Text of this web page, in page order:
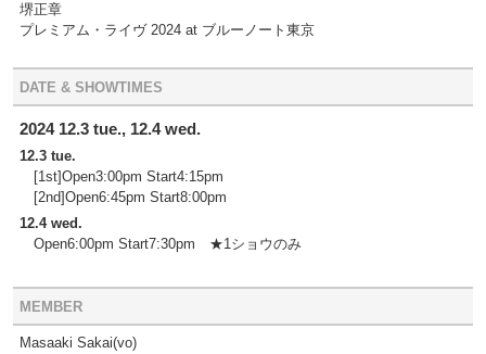
堺正章
プレミアム・ライヴ 2024 at ブルーノート東京
DATE & SHOWTIMES
2024 12.3 tue., 12.4 wed.
12.3 tue.
[1st]Open3:00pm Start4:15pm
[2nd]Open6:45pm Start8:00pm
12.4 wed.
Open6:00pm Start7:30pm ★1ショウのみ
MEMBER
Masaaki Sakai(vo)